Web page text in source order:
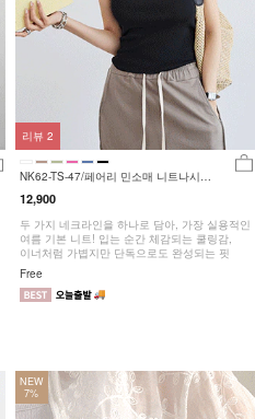
NK62-TS-47/페어리 민소매 니트나시
_YN
12,900
두 가지 네크라인을 하나로 담아, 가장 실용적인
여름 기본 니트! 입는 순간 체감되는 쿨링감,
이너처럼 가볍지만 단독으로도 완성되는 핏
Free
리뷰 2
NEW
7%